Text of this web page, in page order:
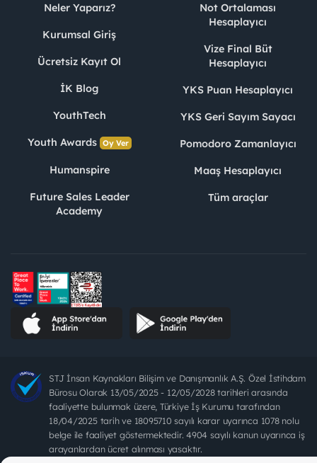
Neler Yaparız?
Kurumsal Giriş
Ücretsiz Kayıt Ol
İK Blog
YouthTech
Youth Awards Oy Ver
Humanspire
Future Sales Leader
Academy
Not Ortalaması
Hesaplayıcı
Vize Final Büt
Hesaplayıcı
YKS Puan Hesaplayıcı
YKS Geri Sayım Sayacı
Pomodoro Zamanlayıcı
Maaş Hesaplayıcı
Tüm araçlar
STJ İnsan Kaynakları Bilişim ve Danışmanlık A.Ş. Özel İstihdam
Bürosu Olarak 13/05/2025 - 12/05/2028 tarihleri arasında
faaliyette bulunmak üzere, Türkiye İş Kurumu tarafından
18/04/2025 tarih ve 18095710 sayılı karar uyarınca 1078 nolu
belge ile faaliyet göstermektedir. 4904 sayılı kanun uyarınca iş
arayanlardan ücret alınması yasaktır.